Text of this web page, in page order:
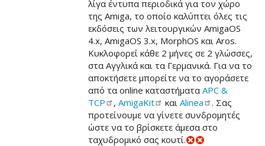
λίγα έντυπα περιοδικά για τον χώρο
της Amiga, το οποίο καλύπτει όλες τις
εκδόσεις των λειτουργικών AmigaOS
4.x, AmigaOS 3.x, MorphOS και Aros.
Κυκλοφορεί κάθε 2 μήνες σε 2 γλώσσες,
στα Αγγλικά και τα Γερμανικά. Για να το
αποκτήσετε μπορείτε να το αγοράσετε
από τα online καταστήματαAPC &
TCP
,AmigaKit καιAlinea
. Σας
προτείνουμε να γίνετε συνδρομητές
ώστε να το βρίσκετε άμεσα στο
ταχυδρομικό σας κουτί.